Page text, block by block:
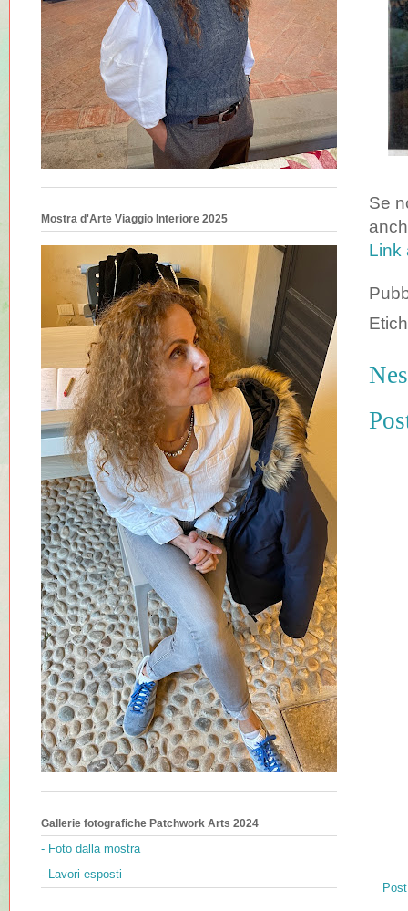
Se
Link
Mostra d'Arte Viaggio Interiore 2025
Gallerie fotografiche Patchwork Arts 2024
- Foto dalla mostra
- Lavori esposti